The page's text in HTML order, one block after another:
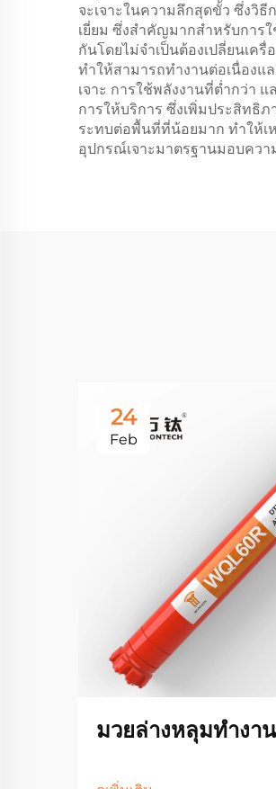
จะเจาะในความลึกสุดขั้ว ซึ่งวิ
เยี่ยม ซึ่งสำคัญมากสำหรับการ
กันโดยไม่จำเป็นต้องเปลี่ยนเค
ทำให้สามารถทำงานต่อเนื่องแ
เจาะ การใช้พลังงานที่ต่ำกว่า
การให้บริการ ซึ่งเพิ่มประสิทธิ
ระทบต่อพื้นที่ที่น้อยมาก ทำให้เ
อุปกรณ์เจาะมาตรฐานมอบควา
24
Feb
มวยล่างหลุมทํางา